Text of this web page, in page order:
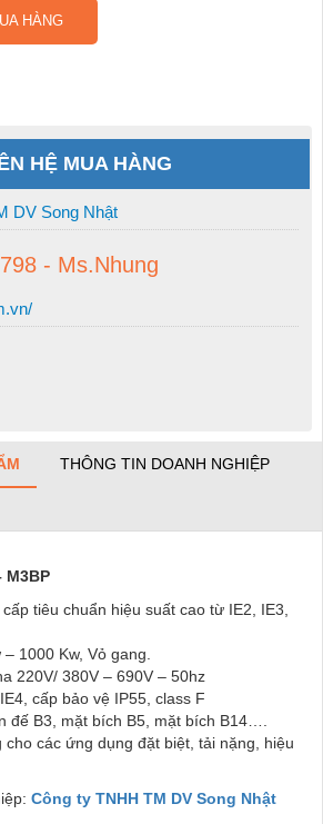
HÀNG
HỆ MUA HÀNG
DV Song Nhật
- Ms.Nhung
THÔNG TIN DOANH NGHIỆP
M3BP
tiêu chuẩn hiệu suất cao từ IE2, IE3,
1000 Kw, Vỏ gang.
220V/ 380V – 690V – 50hz
cấp bảo vệ IP55, class F
đế B3, mặt bích B5, mặt bích B14….
cho các ứng dụng đặt biệt, tải nặng, hiệu
Công ty TNHH TM DV Song Nhật